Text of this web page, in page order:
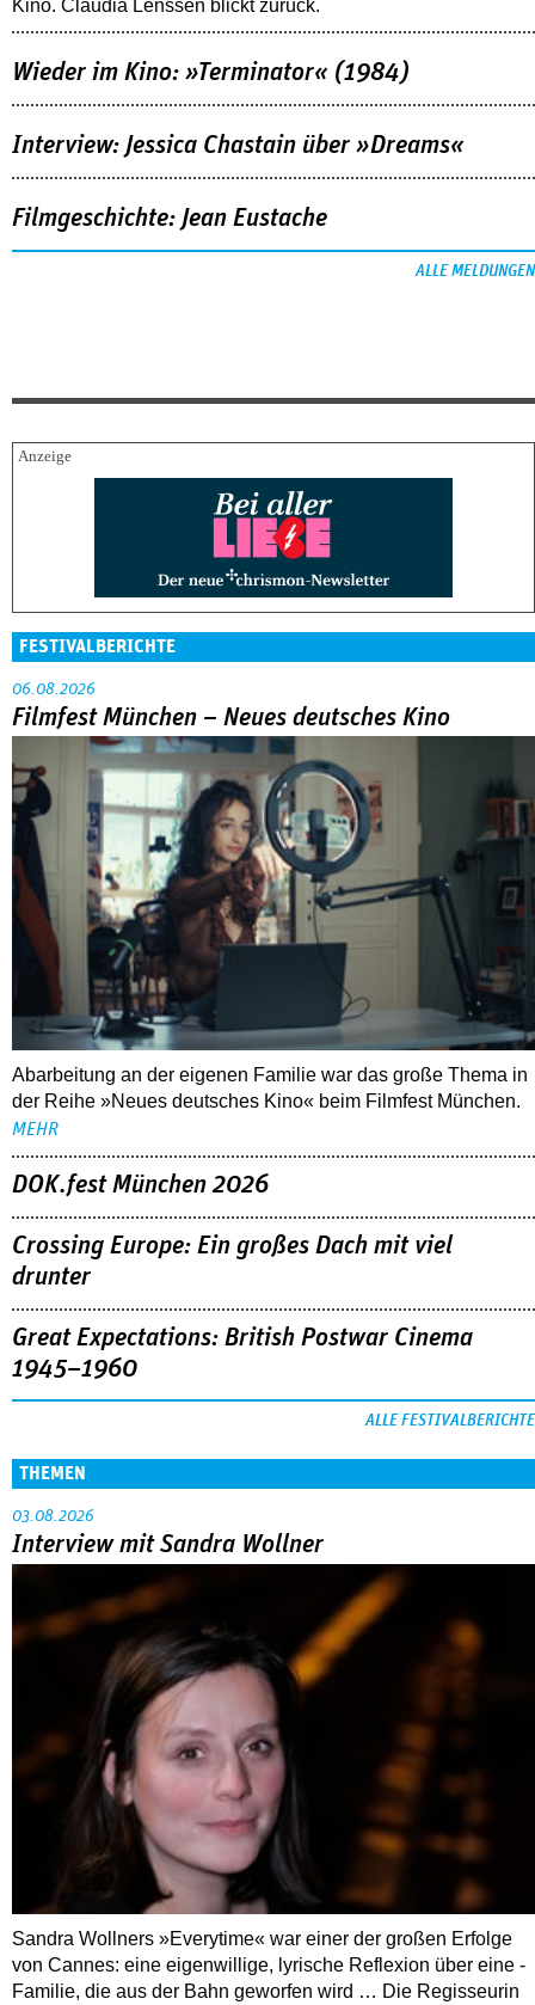
Kino. Claudia Lenssen blickt zurück.
Wieder im Kino: »Terminator« (1984)
Interview: Jessica Chastain über »Dreams«
Filmgeschichte: Jean Eustache
ALLE MELDUNGEN
FESTIVALBERICHTE
06.08.2026
Filmfest München – Neues deutsches Kino
Abarbeitung an der eigenen Familie war das große Thema in
der Reihe »Neues deutsches Kino« beim Filmfest München.
MEHR
DOK.fest München 2026
Crossing Europe: Ein großes Dach mit viel
drunter
Great Expectations: British Postwar Cinema
1945–1960
ALLE FESTIVALBERICHTE
THEMEN
03.08.2026
Interview mit Sandra Wollner
Sandra Wollners »Everytime« war einer der großen Erfolge
von Cannes: eine eigenwillige, lyrische Reflexion über eine ­
Familie, die aus der Bahn geworfen wird … Die Regisseurin